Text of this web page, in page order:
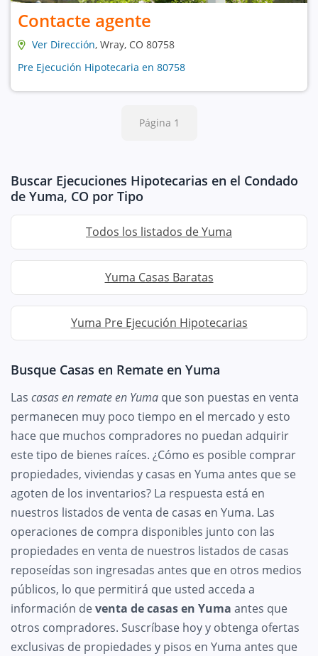
Contacte agente
Ver Dirección, Wray, CO 80758
Pre Ejecución Hipotecaria en 80758
Página 1
Buscar Ejecuciones Hipotecarias en el Condado
de Yuma, CO por Tipo
Todos los listados de Yuma
Yuma Casas Baratas
Yuma Pre Ejecución Hipotecarias
Busque Casas en Remate en Yuma
Las casas en remate en Yuma que son puestas en venta
permanecen muy poco tiempo en el mercado y esto
hace que muchos compradores no puedan adquirir
este tipo de bienes raíces. ¿Cómo es posible comprar
propiedades, viviendas y casas en Yuma antes que se
agoten de los inventarios? La respuesta está en
nuestros listados de venta de casas en Yuma. Las
operaciones de compra disponibles junto con las
propiedades en venta de nuestros listados de casas
reposeídas son ingresadas antes que en otros medios
públicos, lo que permitirá que usted acceda a
información deventa de casas en Yuma antes que
otros compradores. Suscríbase hoy y obtenga ofertas
exclusivas de propiedades y pisos en Yuma antes que